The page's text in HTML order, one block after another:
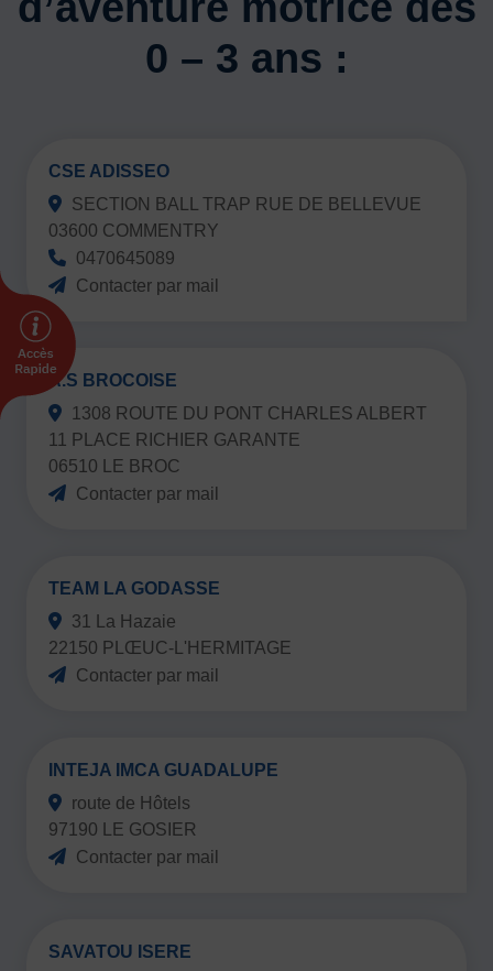
JE SOUHAITE TROUVER UNE ACTIVITÉ SPORTIVE
Activités physiques de danse et d’expression
Atelier d’aventure motrice des 0 – 3 ans
Athlé-Marche nordique
Autres sports Nautiques Badminton
Boules lyonnaises E-sport
Gymnastique Joutes nautiques
Multi-activités Natation
Réaffiliation
Prise de licence
JE SOUHAITE TROUVER UN COMITÉ
JE SOUHAITE ADHÉRER
Affiliation
Honorabilité
Licence Omnisports
Certificat Médical
Assurance
0 – 3 ans :
CSE ADISSEO
SECTION BALL TRAP RUE DE BELLEVUE
03600 COMMENTRY
0470645089
Contacter par mail
A.S BROCOISE
1308 ROUTE DU PONT CHARLES ALBERT
11 PLACE RICHIER GARANTE
06510 LE BROC
Contacter par mail
TEAM LA GODASSE
31 La Hazaie
22150 PLŒUC-L'HERMITAGE
Contacter par mail
INTEJA IMCA GUADALUPE
route de Hôtels
97190 LE GOSIER
Contacter par mail
SAVATOU ISERE